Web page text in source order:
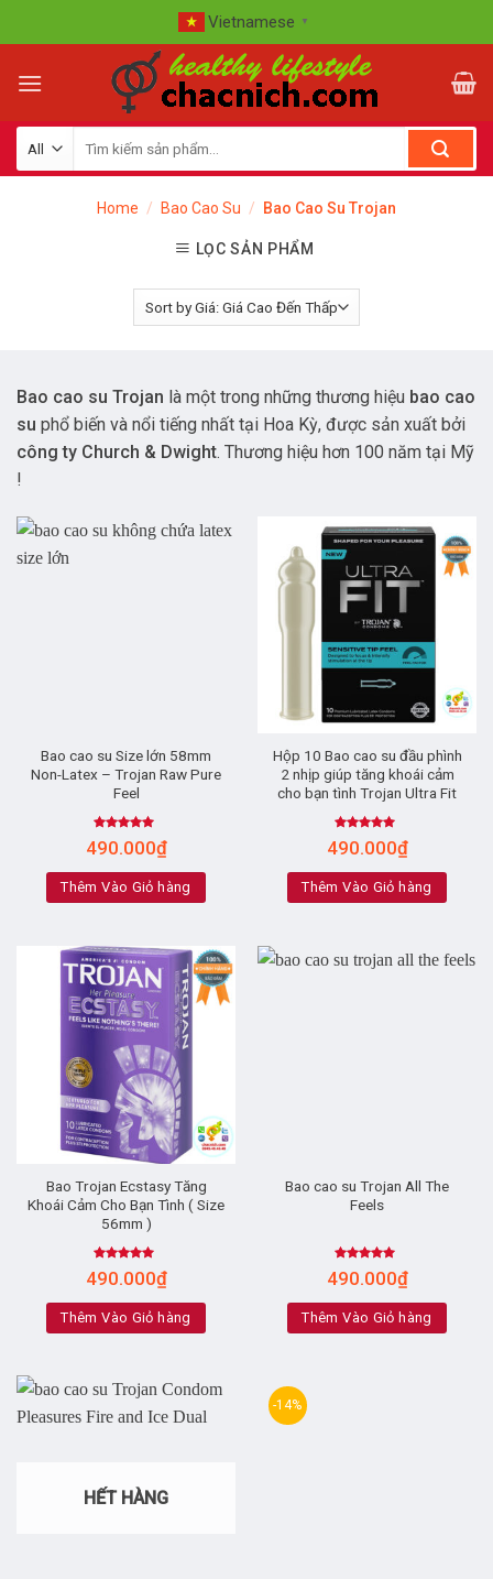
to
Vietnamese ▼
Home / Bao Cao Su / Bao Cao Su Trojan
LỌC SẢN PHẨM
Bao cao su Trojan là một trong những thương hiệu bao cao
su phổ biến và nổi tiếng nhất tại Hoa Kỳ, được sản xuất bởi
công ty Church & Dwight. Thương hiệu hơn 100 năm tại Mỹ
!
Bao cao su Size lớn 58mm
Non-Latex – Trojan Raw Pure
Feel
Rated5.00
out of 5
490.000₫
Thêm Vào Giỏ hàng
Hộp 10 Bao cao su đầu phình
2 nhịp giúp tăng khoái cảm
cho bạn tình Trojan Ultra Fit
Rated5.00
out of 5
490.000₫
Thêm Vào Giỏ hàng
Bao Trojan Ecstasy Tăng
Khoái Cảm Cho Bạn Tình ( Size
56mm )
Rated4.83
out of 5
490.000₫
Thêm Vào Giỏ hàng
Bao cao su Trojan All The
Feels
Rated5.00
out of 5
490.000₫
Thêm Vào Giỏ hàng
HẾT HÀNG
-14%